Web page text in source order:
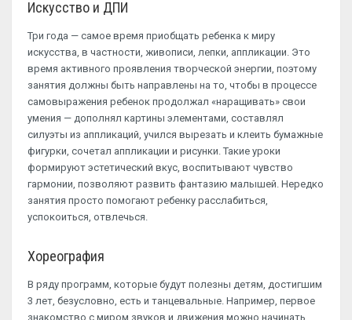
Искусство и ДПИ
Три года — самое время приобщать ребенка к миру
искусства, в частности, живописи, лепки, аппликации. Это
время активного проявления творческой энергии, поэтому
занятия должны быть направлены на то, чтобы в процессе
самовыражения ребенок продолжал «наращивать» свои
умения — дополнял картины элементами, составлял
силуэты из аппликаций, учился вырезать и клеить бумажные
фигурки, сочетал аппликации и рисунки. Такие уроки
формируют эстетический вкус, воспитывают чувство
гармонии, позволяют развить фантазию малышей. Нередко
занятия просто помогают ребенку расслабиться,
успокоиться, отвлечься.
Хореография
В ряду программ, которые будут полезны детям, достигшим
3 лет, безусловно, есть и танцевальные. Например, первое
знакомство с миром звуков и движения можно начинать